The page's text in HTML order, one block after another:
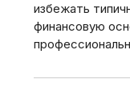
избежать
финансовую